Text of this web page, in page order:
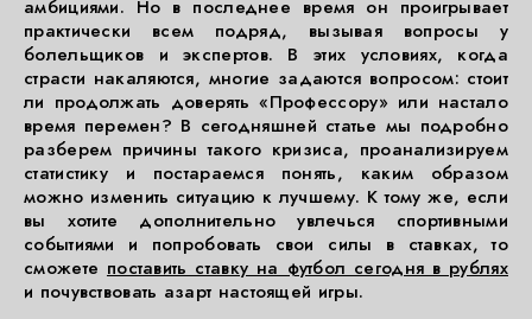
амбициями. Но в последнее время он проигрывает
практически всем подряд, вызывая вопросы у
болельщиков и экспертов. В этих условиях, когда
страсти накаляются, многие задаются вопросом: стоит
ли продолжать доверять «Профессору» или настало
время перемен? В сегодняшней статье мы подробно
разберем причины такого кризиса, проанализируем
статистику и постараемся понять, каким образом
можно изменить ситуацию к лучшему. К тому же, если
вы хотите дополнительно увлечься спортивными
событиями и попробовать свои силы в ставках, то
сможете поставить ставку на футбол сегодня в рублях
и почувствовать азарт настоящей игры.